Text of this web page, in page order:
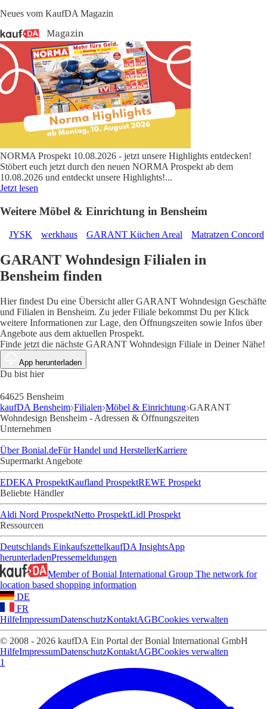
Neues vom KaufDA Magazin
NORMA Prospekt 10.08.2026 - jetzt unsere Highlights entdecken!
Stöbert euch jetzt durch den neuen NORMA Prospekt ab dem
10.08.2026 und entdeckt unsere Highlights!...
Jetzt lesen
Weitere Möbel & Einrichtung in Bensheim
JYSK werkhaus GARANT Küchen Areal Matratzen Concord
GARANT Wohndesign Filialen in
Bensheim finden
Hier findest Du eine Übersicht aller GARANT Wohndesign Geschäfte
und Filialen in Bensheim. Zu jeder Filiale bekommst Du per Klick
weitere Informationen zur Lage, den Öffnungszeiten sowie Infos über
Angebote aus dem aktuellen Prospekt.
Finde jetzt die nächste GARANT Wohndesign Filiale in Deiner Nähe!
App herunterladen
Du bist hier
64625 Bensheim
kaufDA Bensheim Filialen Möbel & Einrichtung GARANT
Wohndesign Bensheim - Adressen & Öffnungszeiten
Unternehmen
Über Bonial.deFür Handel und HerstellerKarriere
Supermarkt Angebote
EDEKA ProspektKaufland ProspektREWE Prospekt
Beliebte Händler
Aldi Nord ProspektNetto ProspektLidl Prospekt
Ressourcen
Deutschlands EinkaufszettelkaufDA InsightsApp
herunterladenPressemeldungen
Member of Bonial International Group The network for
location based shopping information
DE
FR
HilfeImpressumDatenschutzKontaktAGBCookies verwalten
© 2008 - 2026 kaufDA Ein Portal der Bonial International GmbH
HilfeImpressumDatenschutzKontaktAGBCookies verwalten
1